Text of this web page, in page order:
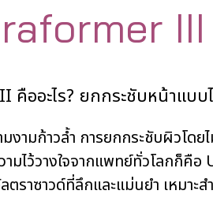
III
ออะไร? ยกกระชับหน้าแบบ
ก้าวล้ำ การยกกระชับผิวโดย
ามไว้วางใจจากแพทย์ทั่วโลก
ตราซาวด์ที่ลึกและแม่นยำ เหมา